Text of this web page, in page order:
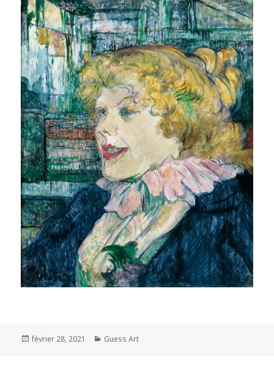
Posted
février 28, 2021 Categories
Guess Art